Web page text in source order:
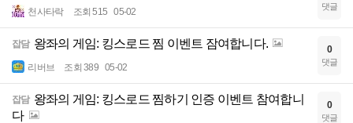
천사타락 조회 515 05-02 댓글
잡담 왕좌의 게임: 킹스로드 찜 이벤트 잠여합니다.
리버브 조회 389 05-02
0
댓글
잡담 왕좌의 게임: 킹스로드 찜하기 인증 이벤트 참여합니
다
0
댓글